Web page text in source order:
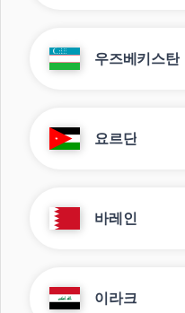
우즈베키스탄
요르단
바레인
이라크